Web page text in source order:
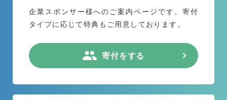
企業スポンサー様へのご案内ページです。 寄付
タイプに応じて特典もご用意しております。
寄付をする